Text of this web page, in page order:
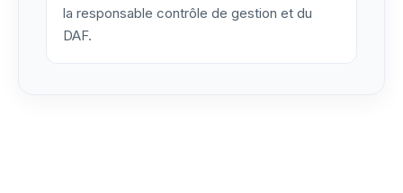
la responsable contrôle de gestion et du
DAF.